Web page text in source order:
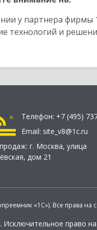
у партнера фирмы
технологий и
Телефон: +7 (495)
Email: site_v8@1c.ru
г. Москва, улица
дом 21
«1С»). Все права на
Исключительное право